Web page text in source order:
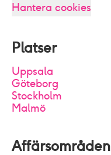
Hantera cookies
Platser
Uppsala
Göteborg
Stockholm
Malmö
Affärsområden